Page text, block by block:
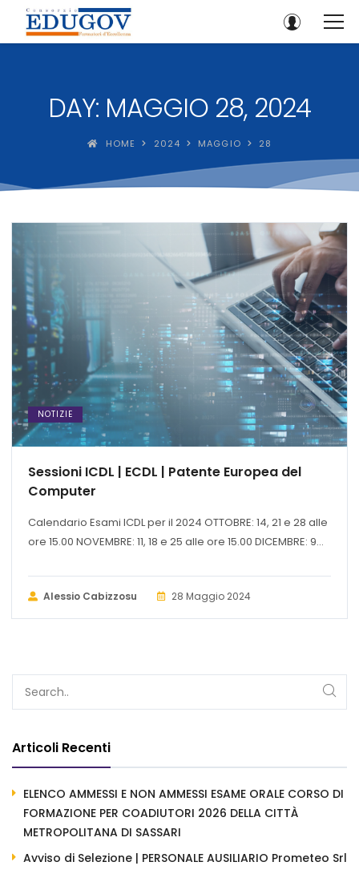
DAY: MAGGIO 28, 2024
HOME 2024 MAGGIO 28
NOTIZIE
Sessioni ICDL | ECDL | Patente Europea del
Computer
Calendario Esami ICDL per il 2024 OTTOBRE: 14, 21 e 28 alle
ore 15.00 NOVEMBRE: 11, 18 e 25 alle ore 15.00 DICEMBRE: 9...
Alessio Cabizzosu 28 Maggio 2024
Articoli Recenti
ELENCO AMMESSI E NON AMMESSI ESAME ORALE CORSO DI
FORMAZIONE PER COADIUTORI 2026 DELLA CITTÀ
METROPOLITANA DI SASSARI
Avviso di Selezione | PERSONALE AUSILIARIO Prometeo Srl